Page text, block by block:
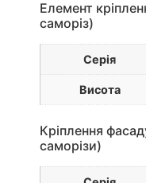
Елемент
саморіз)
Серія
Висота
Кріплення
саморізи)